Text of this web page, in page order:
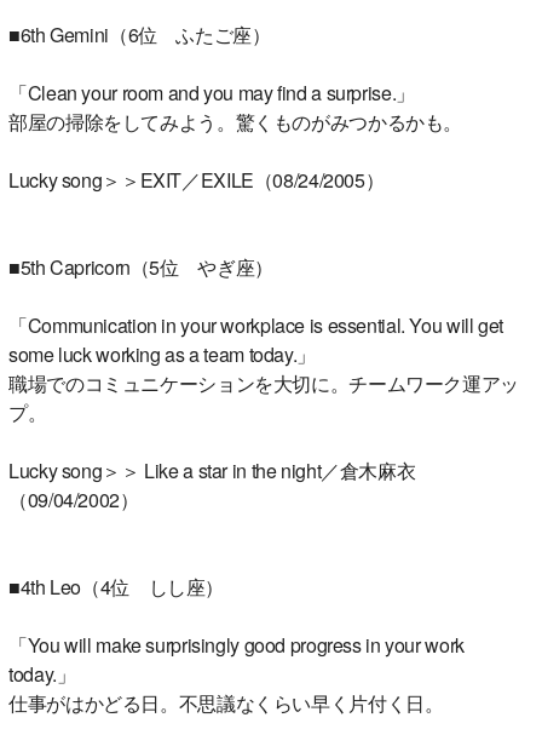
■6th Gemini（6位 ふたご座）
「Clean your room and you may find a surprise.」
部屋の掃除をしてみよう。驚くものがみつかるかも。
Lucky song＞＞EXIT／EXILE（08/24/2005）
■5th Capricorn（5位 やぎ座）
「Communication in your workplace is essential. You will get
some luck working as a team today.」
職場でのコミュニケーションを大切に。チームワーク運アッ
プ。
Lucky song＞＞ Like a star in the night／倉木麻衣
（09/04/2002）
■4th Leo（4位 しし座）
「You will make surprisingly good progress in your work
today.」
仕事がはかどる日。不思議なくらい早く片付く日。